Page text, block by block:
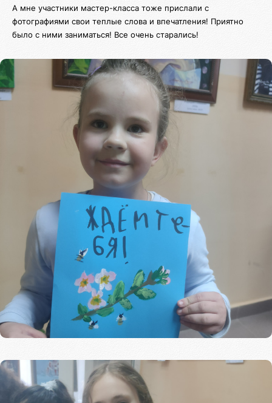
А мне участники мастер-класса тоже прислали с
фотографиями свои теплые слова и впечатления! Приятно
было с ними заниматься! Все очень старались!